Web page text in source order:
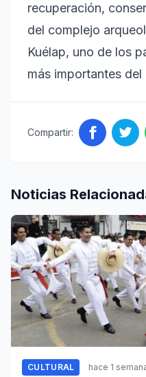
recuperación,
del complejo
Kuélap, uno de los
más importantes del
Compartir:
Noticias
CULTURAL hace 1